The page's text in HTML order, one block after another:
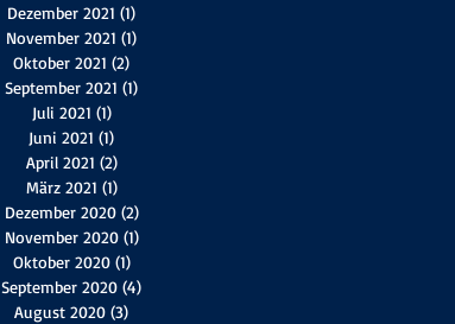
Dezember 2021 (1)
November 2021 (1)
Oktober 2021 (2)
September 2021 (1)
Juli 2021 (1)1 Beitrag
Juni 2021 (1)
April 2021 (2)2 Beiträge
März 2021 (1)1 Beitrag
Dezember 2020 (2)2 Beiträge
November 2020 (1)1 Beitrag
Oktober 2020 (1)1 Beitrag
September 2020 (4)
August 2020 (3)